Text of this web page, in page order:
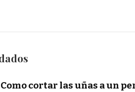
Como cortar las uñas a un